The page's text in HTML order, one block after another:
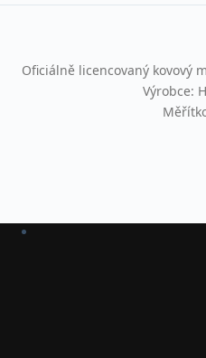
Oficiálně licencovaný kovový
Výrobce: